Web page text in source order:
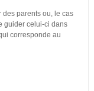
parents ou, le cas
guider celui-ci dans
corresponde au